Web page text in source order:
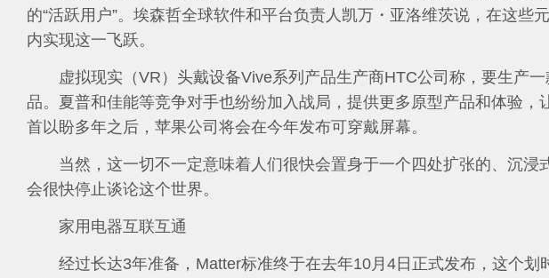
的“活跃用户”。埃森哲全球软件和平台负责人凯万・亚洛维茨说，在这些
内实现这一飞跃。
虚拟现实（VR）头戴设备Vive系列产品生产商HTC公司称，要生产
品。夏普和佳能等竞争对手也纷纷加入战局，提供更多原型产品和体验
首以盼多年之后，苹果公司将会在今年发布可穿戴屏幕。
当然，这一切不一定意味着人们很快会置身于一个四处扩张的、沉
会很快停止谈论这个世界。
家用电器互联互通
经过长达3年准备，Matter标准终于在去年10月4日正式发布，这个